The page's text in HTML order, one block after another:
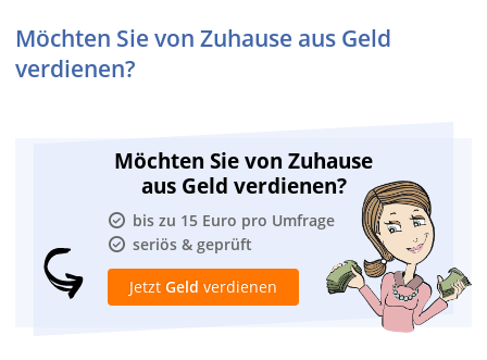
Möchten Sie von Zuhause aus Geld
verdienen?
Möchten Sie von Zuhause
aus Geld verdienen?
bis zu 15 Euro pro Umfrage
seriös & geprüft
Jetzt Geld verdienen